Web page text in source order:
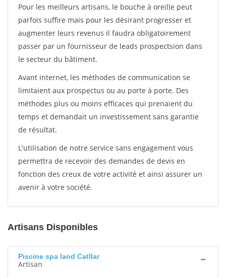
Pour les meilleurs artisans, le bouche à oreille peut
parfois suffire mais pour les désirant progresser et
augmenter leurs revenus il faudra obligatoirement
passer par un fournisseur de leads prospectsion dans
le secteur du bâtiment.
Avant internet, les méthodes de communication se
limitaient aux prospectus ou au porte à porte. Des
méthodes plus ou moins efficaces qui prenaient du
temps et demandait un investissement sans garantie
de résultat.
L'utilisation de notre service sans engagement vous
permettra de recevoir des demandes de devis en
fonction des creux de votre activité et ainsi assurer un
avenir à votre société.
Artisans Disponibles
Piscine spa land Catllar
Artisan